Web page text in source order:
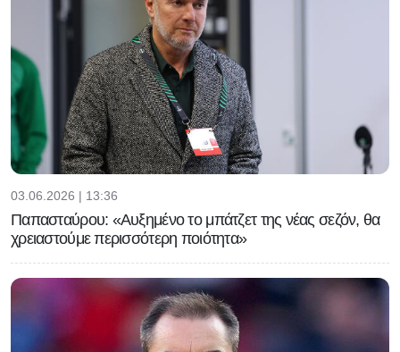
03.06.2026 | 13:36
Παπασταύρου: «Αυξημένο το μπάτζετ της νέας σεζόν, θα
χρειαστούμε περισσότερη ποιότητα»